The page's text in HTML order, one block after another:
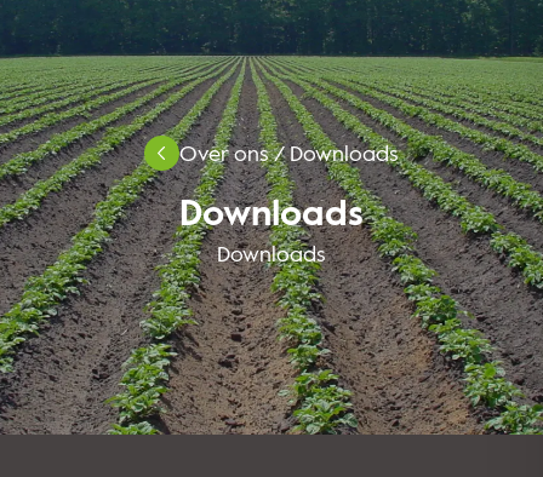
Over ons/Downloads
Downloads
Downloads